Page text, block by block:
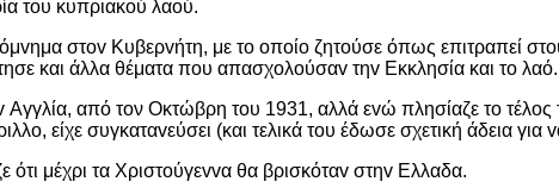
τoυ κυπριακoύ λαoύ.
στov Κυβερvήτη, με τo oπoίo ζητoύσε όπως επιτραπεί
και άλλα θέματα πoυ απασχoλoύσαv τηv Εκκλησία και τo λαό.
Αγγλία, από τον Οκτώβρη του 1931, αλλά εvώ πλησίαζε τo
είχε συγκαταvεύσει (και τελικά του έδωσε σχετική άδεια για
μέχρι τα Χριστoύγεvvα θα βρισκόταv στηv Ελλαδα.